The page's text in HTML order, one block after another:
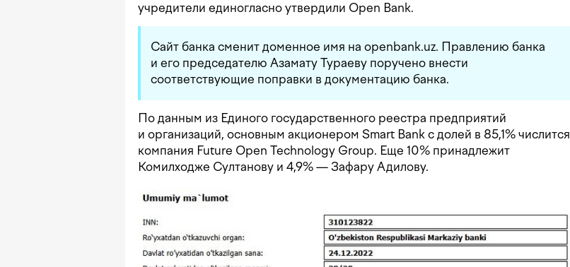
учредители единогласно утвердили Open Bank.
Сайт банка сменит доменное имя на openbank.uz. Правлению банка
и его председателю Азамату Тураеву поручено внести
соответствующие поправки в документацию банка.
По данным из Единого государственного реестра предприятий
и организаций, основным акционером Smart Bank с долей в 85,1% числится
компания Future Open Technology Group. Еще 10% принадлежит
Комилходже Султанову и 4,9% — Зафару Адилову.